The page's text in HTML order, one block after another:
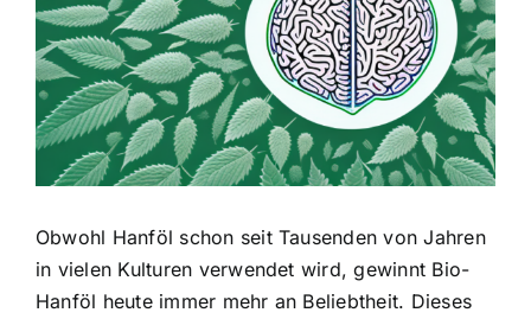
Obwohl Hanföl schon seit Tausenden von Jahren
in vielen Kulturen verwendet wird, gewinnt Bio-
Hanföl heute immer mehr an Beliebtheit. Dieses